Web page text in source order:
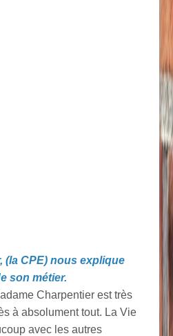
(la CPE) nous explique
son métier.
Charpentier est très
à absolument tout. La Vie
avec les autres